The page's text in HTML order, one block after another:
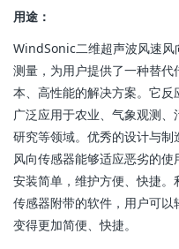
用途：
WindSonic二维超声波风速
测量，为用户提供了一种替
本、高性能的解决方案。它
广泛应用于农业、气象观测
研究等领域。优秀的设计与
风向传感器能够适应恶劣的
安装简单，维护方便、快捷
传感器附带的软件，用户可
变得更加简便、快捷。